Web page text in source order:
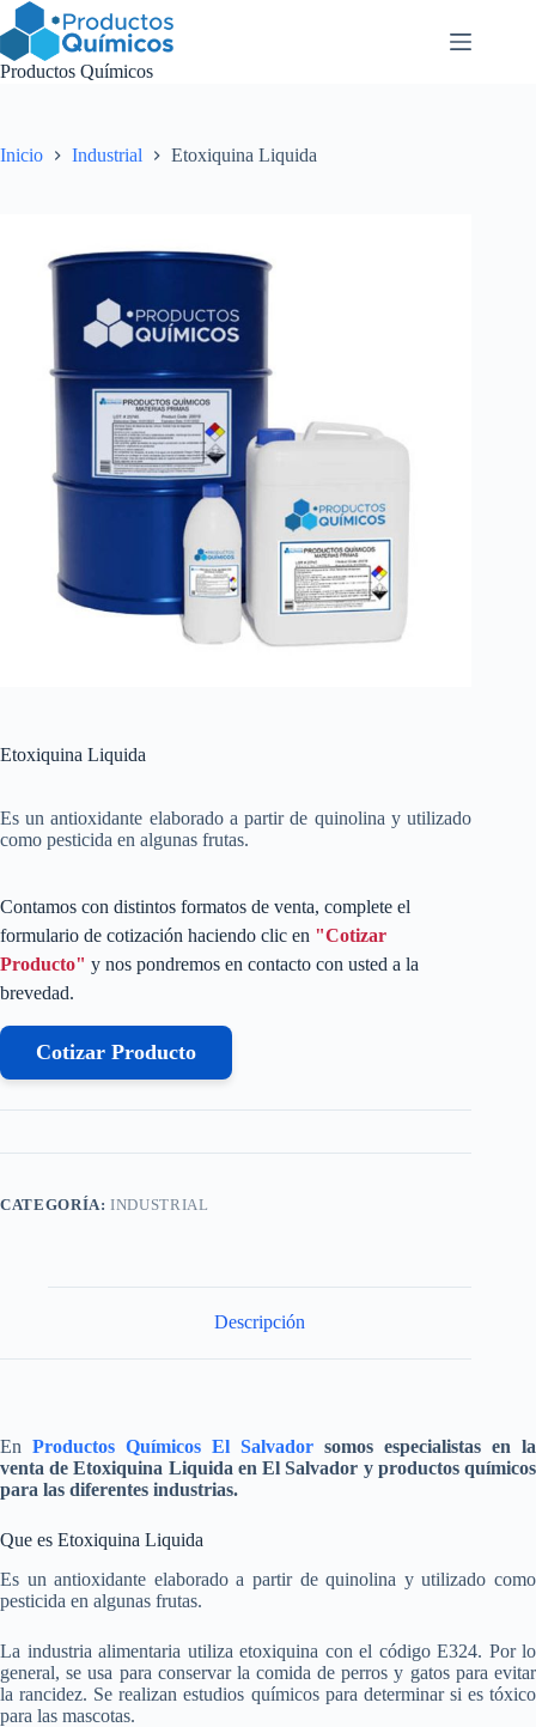
Saltar
al
contenido
Productos Químicos
Inicio Industrial Etoxiquina Liquida
Etoxiquina Liquida
Es un antioxidante elaborado a partir de quinolina y utilizado
como pesticida en algunas frutas.
Contamos con distintos formatos de venta, complete el
formulario de cotización haciendo clic en "Cotizar
Producto" y nos pondremos en contacto con usted a la
brevedad.
Cotizar Producto
CATEGORÍA:INDUSTRIAL
Descripción
En Productos Químicos El Salvador somos especialistas en la
venta deEtoxiquina Liquida en El Salvador y productos químicos
para las diferentes industrias.
Que es Etoxiquina Liquida
Es un antioxidante elaborado a partir de quinolina y utilizado como
pesticida en algunas frutas.
La industria alimentaria utiliza etoxiquina con el código E324. Por lo
general, se usa para conservar la comida de perros y gatos para evitar
la rancidez. Se realizan estudios químicos para determinar si es tóxico
para las mascotas.